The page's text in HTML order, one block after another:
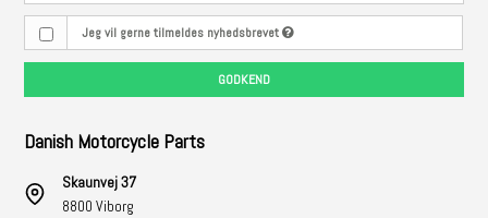
Jeg vil gerne tilmeldes nyhedsbrevet
GODKEND
Danish Motorcycle Parts
Skaunvej 37
8800 Viborg